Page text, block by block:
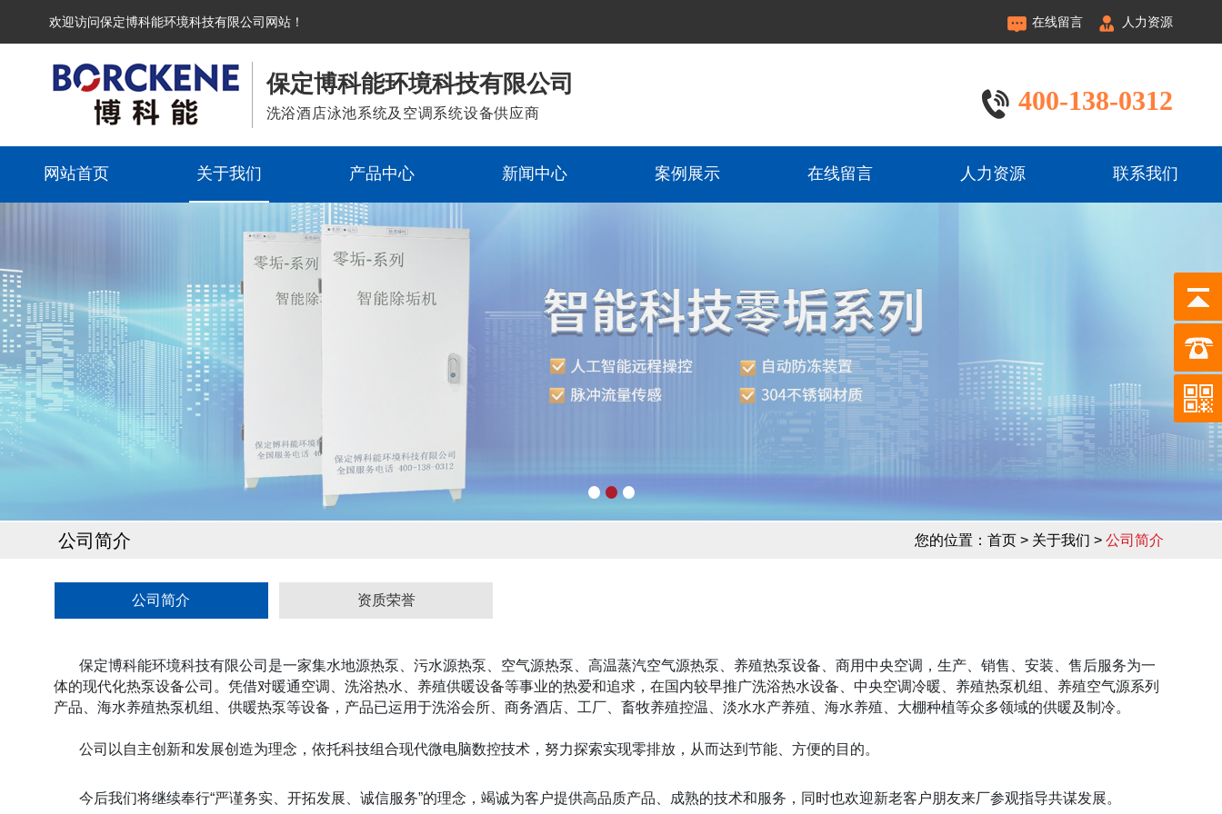
欢迎访问保定博科能环境科技有限公司网站！ 在线留言 人力资源
保定博科能环境科技有限公司
洗浴酒店泳池系统及空调系统设备供应商 400-138-0312
网站首页 关于我们 产品中心 新闻中心 案例展示 在线留言 人力资源 联系我们
您的位置：首页 > 关于我们 >公司简介
公司简介
公司简介 资质荣誉
保定博科能环境科技有限公司是一家集水地源热泵、污水源热泵、空气源热泵、高温蒸汽空气源热泵、养殖热泵设备、商用中央空调，生产、销售、安装、售后服务为一
体的现代化热泵设备公司。凭借对暖通空调、洗浴热水、养殖供暖设备等事业的热爱和追求，在国内较早推广洗浴热水设备、中央空调冷暖、养殖热泵机组、养殖空气源系列
产品、海水养殖热泵机组、供暖热泵等设备，产品已运用于洗浴会所、商务酒店、工厂、畜牧养殖控温、淡水水产养殖、海水养殖、大棚种植等众多领域的供暖及制冷。
公司以自主创新和发展创造为理念，依托科技组合现代微电脑数控技术，努力探索实现零排放，从而达到节能、方便的目的。
今后我们将继续奉行“严谨务实、开拓发展、诚信服务”的理念，竭诚为客户提供高品质产品、成熟的技术和服务，同时也欢迎新老客户朋友来厂参观指导共谋发展。